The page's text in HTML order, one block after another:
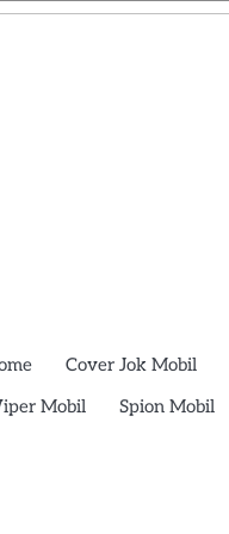
Cover Jok Mobil
Mobil
Spion Mobil